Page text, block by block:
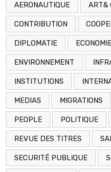
AERONAUTIQUE ART&
CONTRIBUTION
DIPLOMATIE
ENVIRONNEMENT
INSTITUTIONS
MEDIAS MIGRATIONS
PEOPLE POLITIQUE
REVUE DES TITRES
SECURITÉ PUBLIQUE